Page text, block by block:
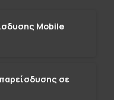
Mobile
παρείσδυσης σε